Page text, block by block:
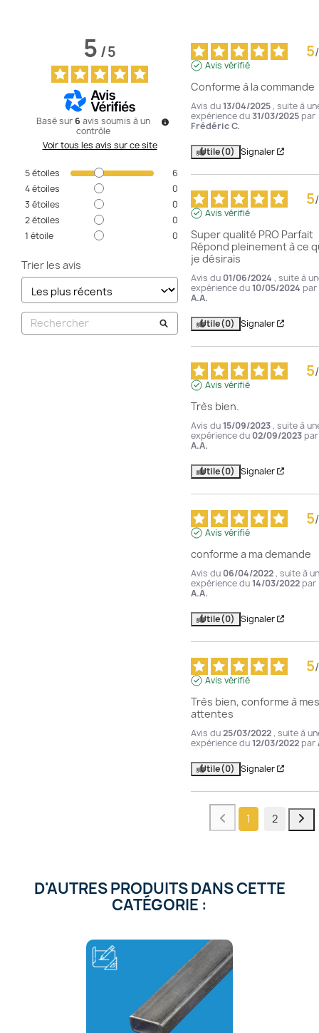
5/5
Basé sur6 avis soumis à un
contrôle
Voir tous les avis sur ce site
5étoiles
6
4étoiles
0
3 étoiles
0
2étoiles
0
1 étoile 0
Trier les avis
5/
Avis vérifié
Conforme à la commande
Avis du13/04/2025, suite à
expérience du 31/03/2025 par
Frédéric C.
Utile(0) Signaler
5/
Avis vérifié
Super qualité PRO Parfait
Répond pleinement à ce
je désirais
Avis du 01/06/2024 , suite à
expérience du10/05/2024 par
A.A.
Utile(0) Signaler
5/
Avis vérifié
Très bien.
Avis du15/09/2023, suite à
expérience du 02/09/2023 par
A.A.
Utile(0) Signaler
5/
Avis vérifié
conforme a ma demande
Avis du 06/04/2022, suite à
expérience du14/03/2022 par
A.A.
Utile(0) Signaler
5/
Avis vérifié
Très bien, conforme à mes
attentes
Avis du25/03/2022, suite à
expérience du12/03/2022 par
Utile(0) Signaler
1 2
D'AUTRES PRODUITS DANS CETTE
CATÉGORIE :